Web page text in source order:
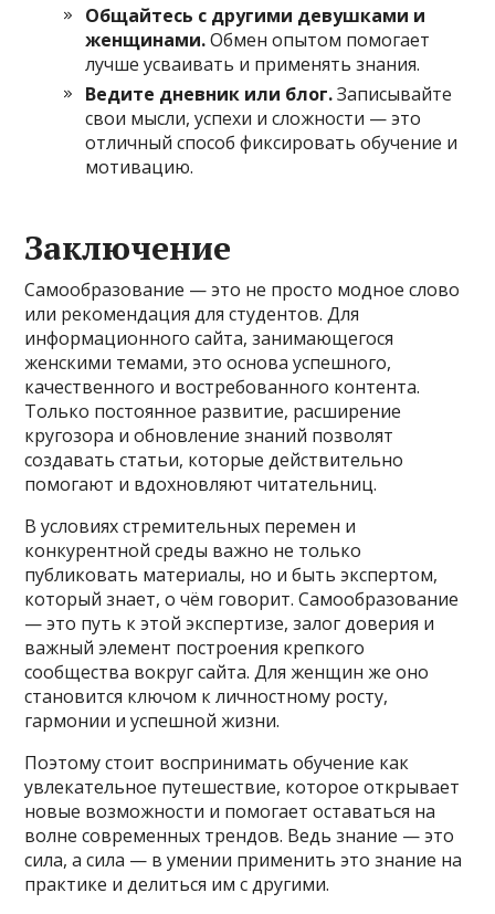
Общайтесь с другими девушками и
женщинами.Обмен опытом помогает
лучше усваивать и применять знания.
Ведите дневник или блог.Записывайте
свои мысли, успехи и сложности — это
отличный способ фиксировать обучение и
мотивацию.
Заключение
Самообразование — это не просто модное слово
или рекомендация для студентов. Для
информационного сайта, занимающегося
женскими темами, это основа успешного,
качественного и востребованного контента.
Только постоянное развитие, расширение
кругозора и обновление знаний позволят
создавать статьи, которые действительно
помогают и вдохновляют читательниц.
В условиях стремительных перемен и
конкурентной среды важно не только
публиковать материалы, но и быть экспертом,
который знает, о чём говорит. Самообразование
— это путь к этой экспертизе, залог доверия и
важный элемент построения крепкого
сообщества вокруг сайта. Для женщин же оно
становится ключом к личностному росту,
гармонии и успешной жизни.
Поэтому стоит воспринимать обучение как
увлекательное путешествие, которое открывает
новые возможности и помогает оставаться на
волне современных трендов. Ведь знание — это
сила, а сила — в умении применить это знание на
практике и делиться им с другими.